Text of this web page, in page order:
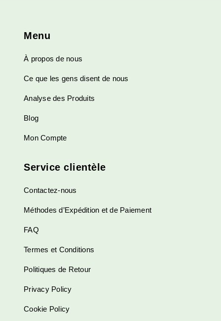
Menu
À propos de nous
Ce que les gens disent de nous
Analyse des Produits
Blog
Mon Compte
Service clientèle
Contactez-nous
Méthodes d’Expédition et de Paiement
FAQ
Termes et Conditions
Politiques de Retour
Privacy Policy
Cookie Policy